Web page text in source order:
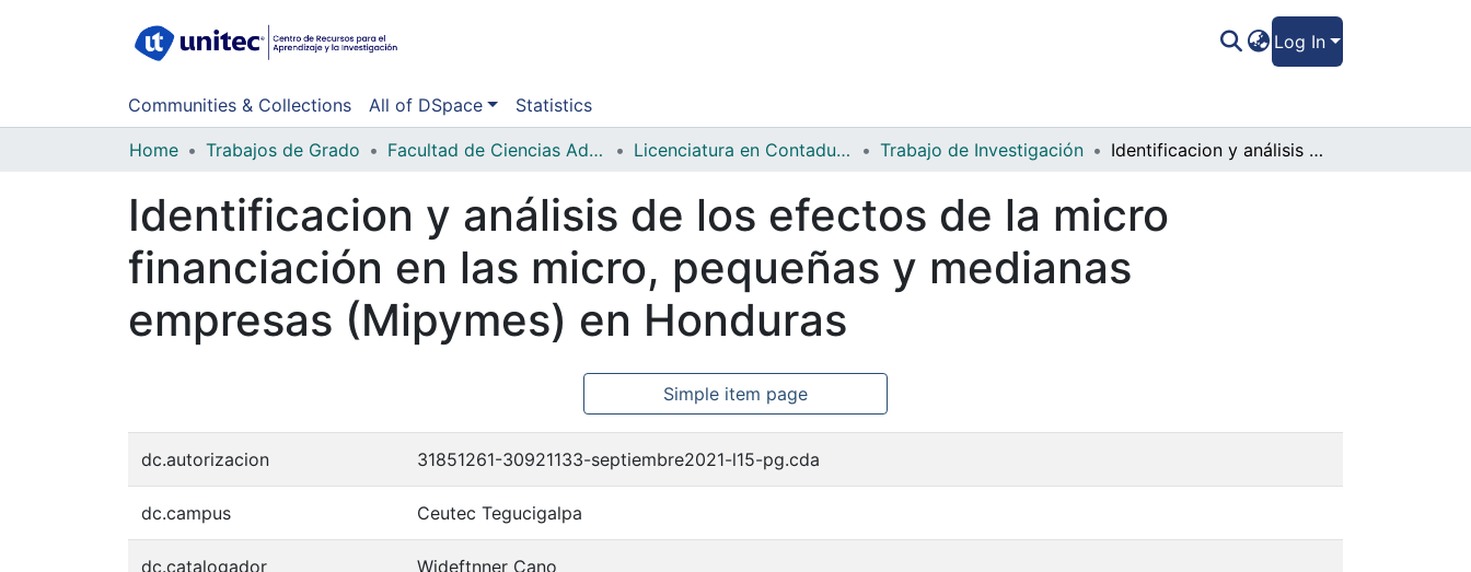
Log In
Communities & Collections All of DSpace Statistics
Home Trabajos de Grado Facultad de Ciencias Administrativas y Sociales Licenciatura en Contaduría Pública y Finanzas Trabajo de Investigación Identificacion y análisis de los efectos de la micro financiación en las micro, pequeñas y medianas empresas (Mipymes) en Honduras
Identificacion y análisis de los efectos de la micro
financiación en las micro, pequeñas y medianas
empresas (Mipymes) en Honduras
Simple item page
dc.autorizacion 31851261-30921133-septiembre2021-l15-pg.cda
dc.campus Ceutec Tegucigalpa
dc.catalogador Wideftnner Cano